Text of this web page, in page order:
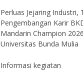
Perluas Jejaring Industri,
Pengembangan Karir
Mandarin Champion
Universitas Bunda Mulia
Informasi kegiatan